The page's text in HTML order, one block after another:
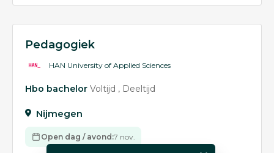
Pedagogiek
HAN University of Applied Sciences
Hbo bachelor Voltijd Deeltijd
Nijmegen
Open dag / avond:7 nov.